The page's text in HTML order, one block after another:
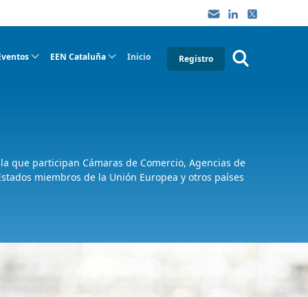
EEN Cataluña Inicio Registro
que participan Cámaras de Comercio, Agencias de
miembros de la Unión Europea y otros países